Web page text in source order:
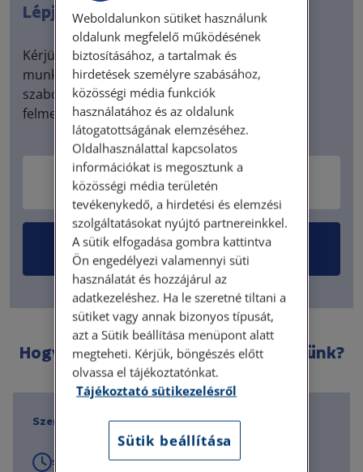
Lépjen be az ügyféltérbe
Kérjük, töltse ki kapcsolatfelvételi űrlapunkat! 5
munkanapon belül visszahívjuk és személyre
szabott tájékoztatás keretében informáljuk a
felmerült kérdéskörrel kapcsolatban.
Kapcsolatfelvétel
Ügyfélportál bejelentkezés
Hogyan léphet még kapcsolatba velünk?
Személyes ügyfélfogadás
szerda: 08:00 - 20:00
Weboldalunkon sütiket használunk
oldalunk megfelelő működésének
biztosításához, a tartalmak és
hirdetések személyre szabásához,
közösségi média funkciók
használatához és az oldalunk
látogatottságának elemzéséhez.
Oldalhasználattal kapcsolatos
információkat is megosztunk a
közösségi média területén
tevékenykedő, a hirdetési és elemzési
szolgáltatásokat nyújtó partnereinkkel.
A sütik elfogadása gombra kattintva
Ön engedélyezi valamennyi süti
használatát és hozzájárul az
adatkezeléshez. Ha le szeretné tiltani a
sütiket vagy annak bizonyos típusát,
azt a Sütik beállítása menüpont alatt
megteheti. Kérjük, böngészés előtt
olvassa el tájékoztatónkat.
Tájékoztató sütikezelésről
Sütik beállítása